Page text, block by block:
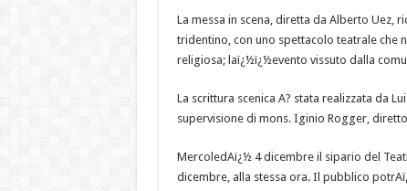
La messa in scena, diretta da Alberto Uez,
tridentino, con uno spettacolo teatrale che
religiosa; laï¿½ï¿½evento vissuto dalla
La scrittura scenica A? stata realizzata da
supervisione di mons. Iginio Rogger,
MercoledAï¿½ 4 dicembre il sipario del
dicembre, alla stessa ora. Il pubblico